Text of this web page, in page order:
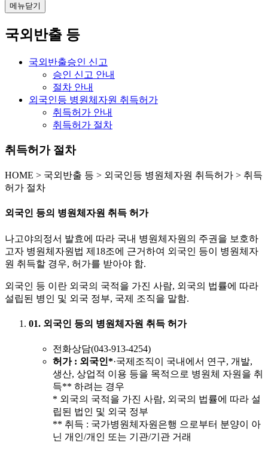
메뉴닫기
국외반출 등
국외반출승인 신고
승인 신고 안내
절차 안내
외국인등 병원체자원 취득허가
취득허가 안내
취득허가 절차
취득허가 절차
HOME > 국외반출 등 > 외국인등 병원체자원 취득허가 > 취득
허가 절차
외국인 등의 병원체자원 취득 허가
나고야의정서 발효에 따라 국내 병원체자원의 주권을 보호하
고자 병원체자원법 제18조에 근거하여 외국인 등이 병원체자
원 취득할 경우, 허가를 받아야 함.
외국인 등 이란 외국의 국적을 가진 사람, 외국의 법률에 따라
설립된 병인 및 외국 정부, 국제 조직을 말함.
01. 외국인 등의 병원체자원 취득 허가
전화상담(043-913-4254)
허가: 외국인*·국제조직이 국내에서 연구, 개발,
생산, 상업적 이용 등을 목적으로 병원체 자원을 취
득** 하려는 경우
* 외국의 국적을 가진 사람, 외국의 법률에 따라 설
립된 법인 및 외국 정부
** 취득 : 국가병원체자원은행 으로부터 분양이 아
닌 개인/개인 또는 기관/기관 거래